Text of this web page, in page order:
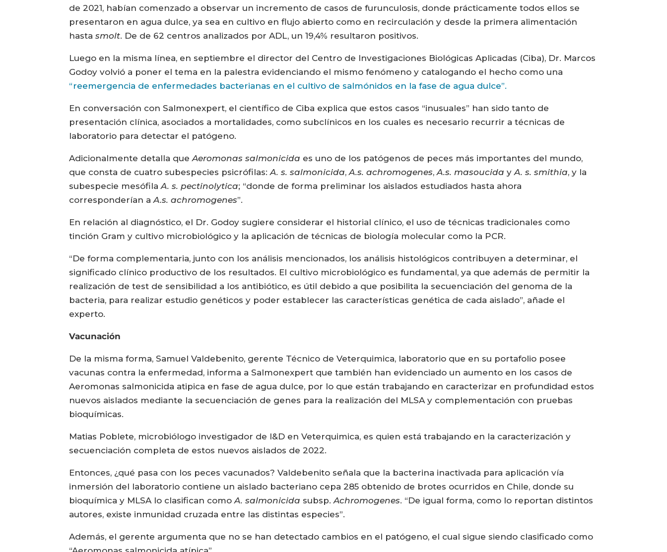
de 2021, habían comenzado a observar un incremento de casos de furunculosis, donde prácticamente todos ellos se
presentaron en agua dulce, ya sea en cultivo en flujo abierto como en recirculación y desde la primera alimentación
hastasmolt. De de 62 centros analizados por ADL, un 19,4% resultaron positivos.
Luego en la misma línea, en septiembre el director del Centro de Investigaciones Biológicas Aplicadas (Ciba), Dr. Marcos
Godoy volvió a poner el tema en la palestra evidenciando el mismo fenómeno y catalogando el hecho como una
“reemergencia de enfermedades bacterianas en el cultivo de salmónidos en la fase de agua dulce”.
En conversación con Salmonexpert, el científico de Ciba explica que estos casos “inusuales” han sido tanto de
presentación clínica, asociados a mortalidades, como subclínicos en los cuales es necesario recurrir a técnicas de
laboratorio para detectar el patógeno.
Adicionalmente detalla queAeromonas salmonicida es uno de los patógenos de peces más importantes del mundo,
que consta de cuatro subespecies psicrófilas:A. s. salmonicida,A.s. achromogenes,A.s. masoucida yA. s. smithia, y la
subespecie mesófilaA. s. pectinolytica; “donde de forma preliminar los aislados estudiados hasta ahora
corresponderían aA.s. achromogenes”.
En relación al diagnóstico, el Dr. Godoy sugiere considerar el historial clínico, el uso de técnicas tradicionales como
tinción Gram y cultivo microbiológico y la aplicación de técnicas de biología molecular como la PCR.
“De forma complementaria, junto con los análisis mencionados, los análisis histológicos contribuyen a determinar, el
significado clínico productivo de los resultados. El cultivo microbiológico es fundamental, ya que además de permitir la
realización de test de sensibilidad a los antibiótico, es útil debido a que posibilita la secuenciación del genoma de la
bacteria, para realizar estudio genéticos y poder establecer las características genética de cada aislado”, añade el
experto.
Vacunación
De la misma forma, Samuel Valdebenito, gerente Técnico de Veterquimica, laboratorio que en su portafolio posee
vacunas contra la enfermedad, informa a Salmonexpert que también han evidenciado un aumento en los casos de
Aeromonas salmonicida atipica en fase de agua dulce, por lo que están trabajando en caracterizar en profundidad estos
nuevos aislados mediante la secuenciación de genes para la realización del MLSA y complementación con pruebas
bioquímicas.
Matias Poblete, microbiólogo investigador de I&D en Veterquimica, es quien está trabajando en la caracterización y
secuenciación completa de estos nuevos aislados de 2022.
Entonces, ¿qué pasa con los peces vacunados? Valdebenito señala que la bacterina inactivada para aplicación vía
inmersión del laboratorio contiene un aislado bacteriano cepa 285 obtenido de brotes ocurridos en Chile, donde su
bioquímica y MLSA lo clasifican comoA. salmonicida subsp.Achromogenes. “De igual forma, como lo reportan distintos
autores, existe inmunidad cruzada entre las distintas especies”.
Además, el gerente argumenta que no se han detectado cambios en el patógeno, el cual sigue siendo clasificado como